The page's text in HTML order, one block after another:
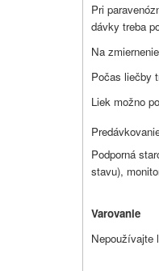
Pri
dávky treba
Na
Počas liečby
Liek možno
Podporná
stavu),
Varovanie
Nepoužívajte